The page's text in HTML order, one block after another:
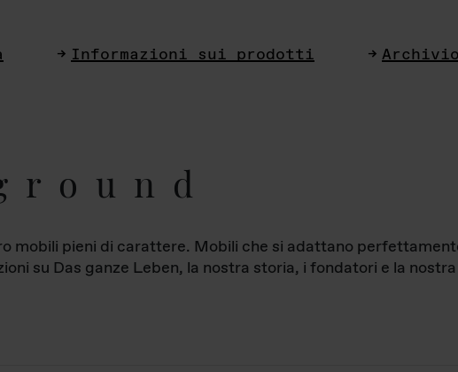
Informazioni sui prodotti
mobili pieni di carattere. Mobili che si adattano
su Das ganze Leben, la nostra storia, i fondatori e la